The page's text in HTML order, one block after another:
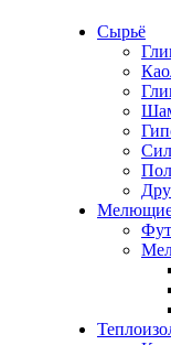
Сырьё
Мелющие